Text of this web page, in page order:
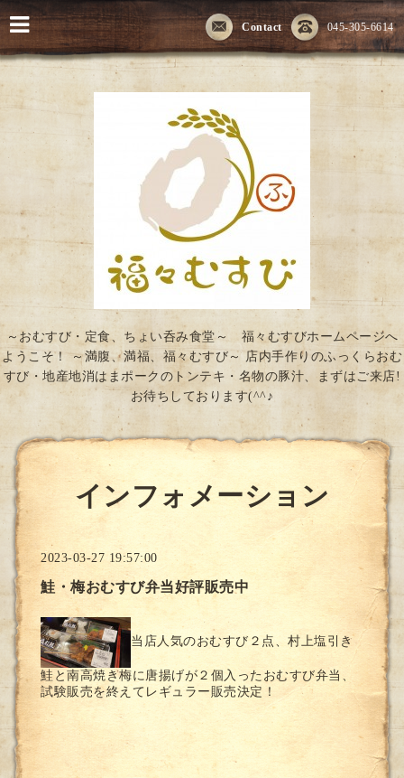
045-305-6614
Contact
～おむすび・定食、ちょい呑み食堂～ 福々むすびホームページへ
ようこそ！ ～満腹、満福、福々むすび～ 店内手作りのふっくらおむ
すび・地産地消はまポークのトンテキ・名物の豚汁、まずはご来店!
お待ちしております(^^♪
インフォメーション
2023-03-27 19:57:00
鮭・梅おむすび弁当好評販売中
当店人気のおむすび２点、村上塩引き
鮭と南高焼き梅に唐揚げが２個入ったおむすび弁当、
試験販売を終えてレギュラー販売決定！